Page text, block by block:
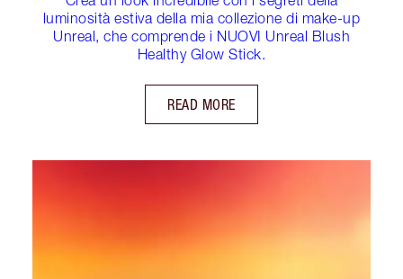
luminosità estiva della mia collezione di make-up
Unreal, che comprende i NUOVI Unreal Blush
Healthy Glow Stick.
READ MORE